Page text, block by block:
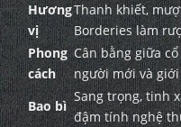
Hương
vị
Thanh khiết,
Borderies làm
Phong
cách
Cân bằng giữa
người mới và
Bao bì
Sang trọng, tinh
đậm tính nghệ